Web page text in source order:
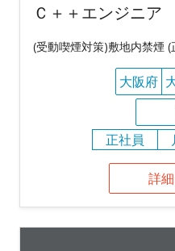
Ｃ＋＋エンジニア
(受動喫煙対策)敷地内禁煙 (
大阪府
正社員
詳